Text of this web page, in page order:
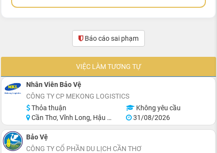
Báo cáo sai phạm(2)
VIỆC LÀM TƯƠNG TỰ
Nhân Viên Bảo Vệ
CÔNG TY CP MEKONG LOGISTICS
Thỏa thuận
Không yêu cầu
Cần Thơ, Vĩnh Long, Hậu Giang
31/08/2026
Bảo Vệ
CÔNG TY CỔ PHẦN DU LỊCH CẦN THƠ